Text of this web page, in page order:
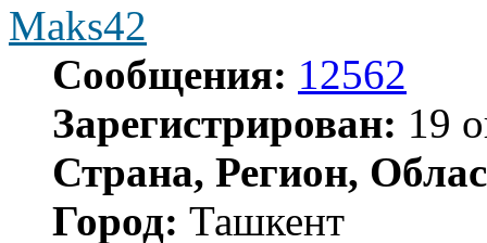
Maks42
Сообщения: 12562
Зарегистрирован: 19
Страна, Регион,
Город: Ташкент